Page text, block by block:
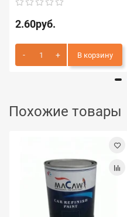
2.60руб.
В корзину
Похожие товары